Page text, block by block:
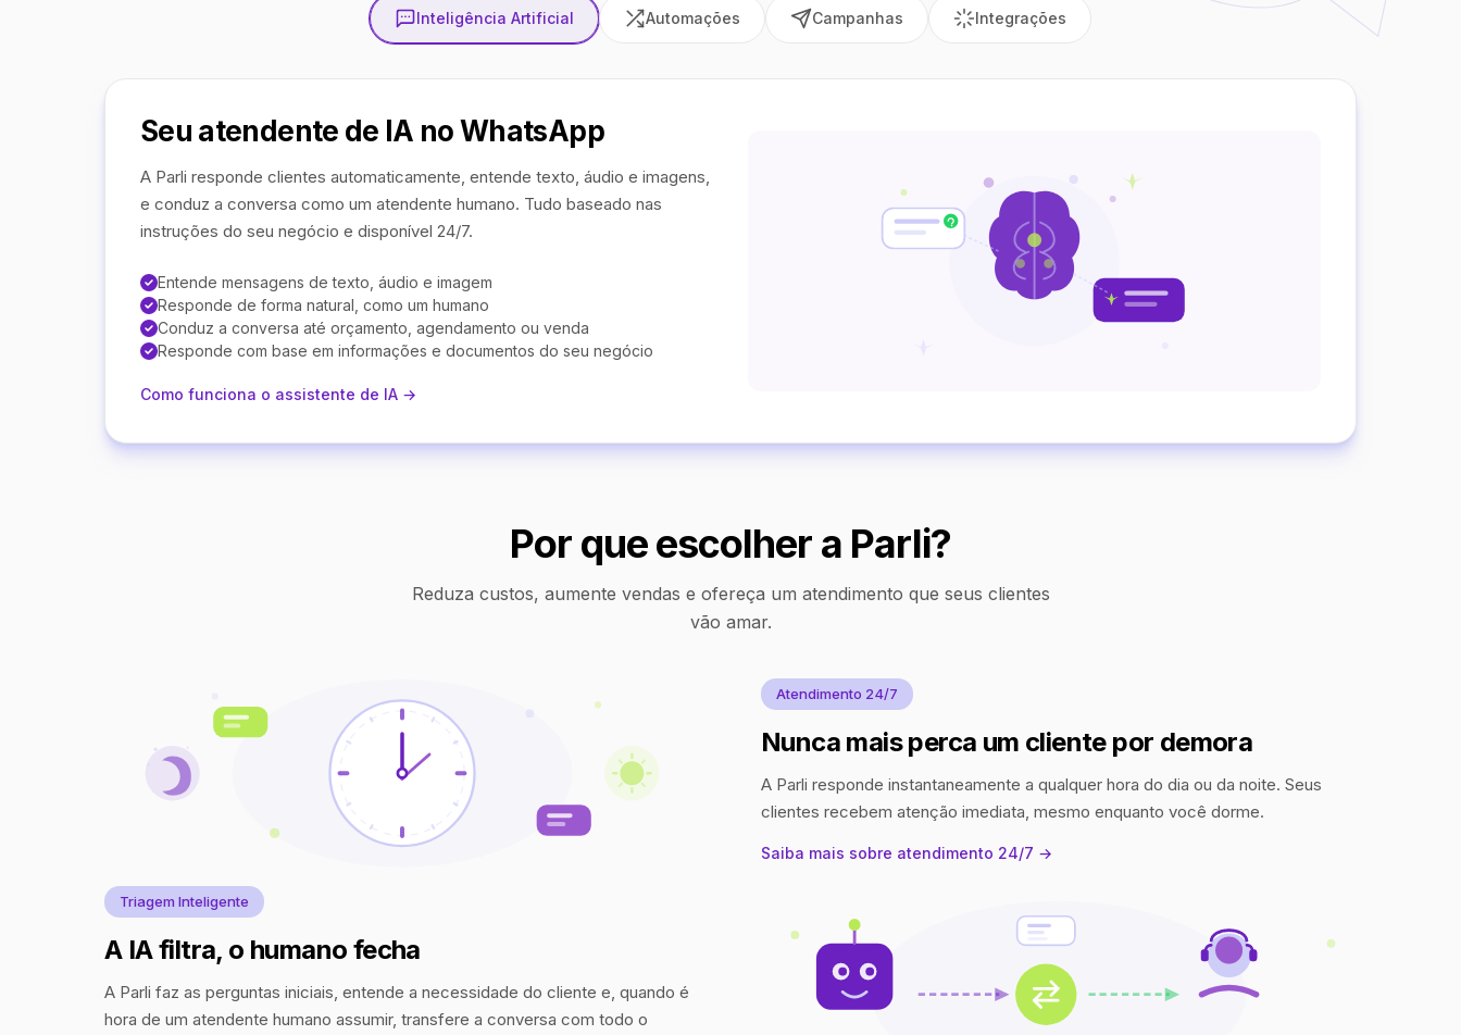
Inteligência Artificial Automações Campanhas Integrações
Seu atendente de IA no WhatsApp
A Parli responde clientes automaticamente, entende texto, áudio e imagens,
e conduz a conversa como um atendente humano. Tudo baseado nas
instruções do seu negócio e disponível 24/7.
Entende mensagens de texto, áudio e imagem
Responde de forma natural, como um humano
Conduz a conversa até orçamento, agendamento ou venda
Responde com base em informações e documentos do seu negócio
Como funciona o assistente de IA →
Por que escolher a Parli?
Reduza custos, aumente vendas e ofereça um atendimento que seus clientes
vão amar.
Atendimento 24/7
Nunca mais perca um cliente por demora
A Parli responde instantaneamente a qualquer hora do dia ou da noite. Seus
clientes recebem atenção imediata, mesmo enquanto você dorme.
Saiba mais sobre atendimento 24/7 →
Triagem Inteligente
A IA filtra, o humano fecha
A Parli faz as perguntas iniciais, entende a necessidade do cliente e, quando é
hora de um atendente humano assumir, transfere a conversa com todo o